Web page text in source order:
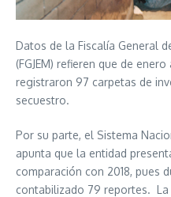
Datos de la Fiscalía General
(FGJEM) refieren que de
registraron 97 carpetas de
secuestro.
Por su parte, el Sistema
apunta que la entidad
comparación con 2018, pues
contabilizado 79 reportes. La